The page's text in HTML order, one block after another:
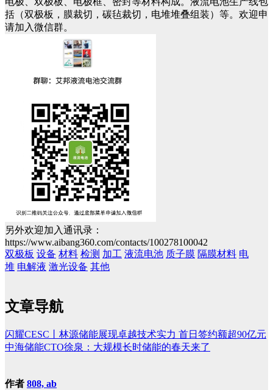
括（双极板，膜裁切，碳毡裁切，电堆堆叠组装）等。欢迎申
请加入微信群。
另外欢迎加入通讯录：
https://www.aibang360.com/contacts/100278100042
双极板 设备 材料 检测 加工 液流电池 质子膜 隔膜材料 电
堆 电解液 激光设备 其他
文章导航
闪耀CESC丨林源储能展现卓越技术实力 首日签约额超90亿元
中海储能CTO徐泉：大规模长时储能的春天来了
作者 808, ab